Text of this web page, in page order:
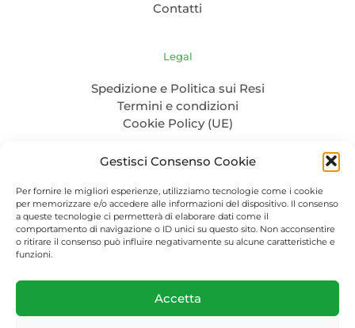
Gestisci Consenso Cookie
Per fornire le migliori esperienze, utilizziamo tecnologie come i cookie
per memorizzare e/o accedere alle informazioni del dispositivo. Il consenso
a queste tecnologie ci permetterà di elaborare dati come il
comportamento di navigazione o ID unici su questo sito. Non acconsentire
o ritirare il consenso può influire negativamente su alcune caratteristiche e
funzioni.
Accetta
Contatti
Legal
Spedizione e Politica sui Resi
Termini e condizioni
Cookie Policy (UE)
P. IVA: 04986830232 - C.F. CLENTL85L31Z100Q - PEC:
Packaging-bio.com © 2023. All Rights Reserved.